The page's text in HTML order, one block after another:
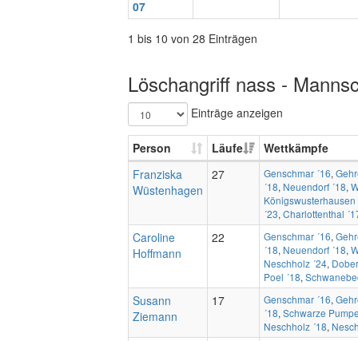
07
1 bis 10 von 28 Einträgen
Löschangriff nass -
Einträge anzeigen
Person Läufe
Wettkämpfe
Franziska
Wüstenhagen
27 Genschmar ´16,
´18, Neuendorf ´18,
Königswusterhausen
´23, Charlottenthal
Caroline
Hoffmann
22 Genschmar ´16,
´18, Neuendorf ´18,
Neschholz ´24,
Poel ´18,
Susann
Ziemann
17 Genschmar ´16,
´18, Schwarze
Neschholz ´18,